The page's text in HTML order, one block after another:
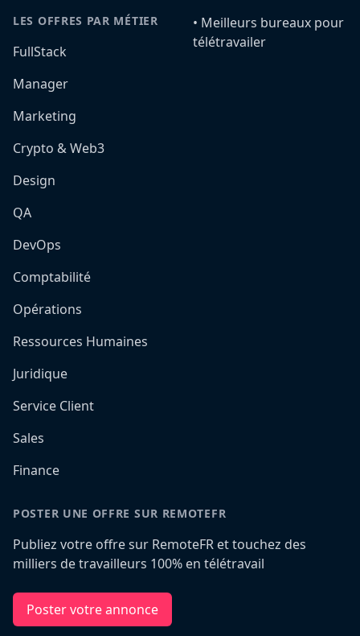
LES OFFRES PAR MÉTIER
FullStack
Manager
Marketing
Crypto & Web3
Design
QA
DevOps
Comptabilité
Opérations
Ressources Humaines
Juridique
Service Client
Sales
Finance
•️ Meilleurs bureaux pour
télétravailer
POSTER UNE OFFRE SUR REMOTEFR
Publiez votre offre sur RemoteFR et touchez des
milliers de travailleurs 100% en télétravail
Poster votre annonce